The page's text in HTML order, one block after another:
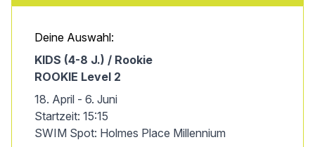
Deine Auswahl:
KIDS (4-8 J.) / Rookie
ROOKIE Level 2
18. April - 6. Juni
Startzeit: 15:15
SWIM Spot: Holmes Place Millennium